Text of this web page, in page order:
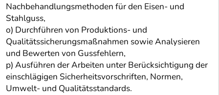
Nachbehandlungsmethoden für den Eisen- und
Stahlguss,
o) Durchführen von Produktions- und
Qualitätssicherungsmaßnahmen sowie Analysieren
und Bewerten von Gussfehlern,
p) Ausführen der Arbeiten unter Berücksichtigung der
einschlägigen Sicherheitsvorschriften, Normen,
Umwelt- und Qualitätsstandards.